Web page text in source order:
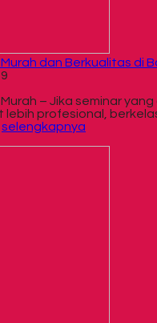
dan Berkualitas di
– Jika seminar
lebih profesional,
selengkapnya